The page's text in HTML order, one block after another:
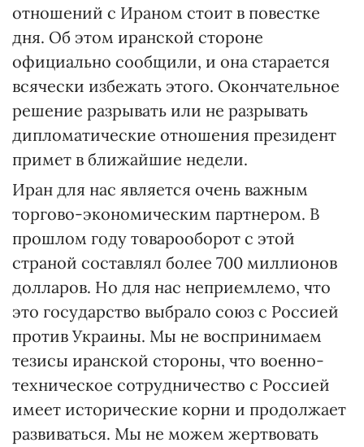
отношений с Ираном стоит в повестке
дня. Об этом иранской стороне
официально сообщили, и она старается
всячески избежать этого. Окончательное
решение разрывать или не разрывать
дипломатические отношения президент
примет в ближайшие недели.
Иран для нас является очень важным
торгово-экономическим партнером. В
прошлом году товарооборот с этой
страной составлял более 700 миллионов
долларов. Но для нас неприемлемо, что
это государство выбрало союз с Россией
против Украины. Мы не воспринимаем
тезисы иранской стороны, что военно-
техническое сотрудничество с Россией
имеет исторические корни и продолжает
развиваться. Мы не можем жертвовать